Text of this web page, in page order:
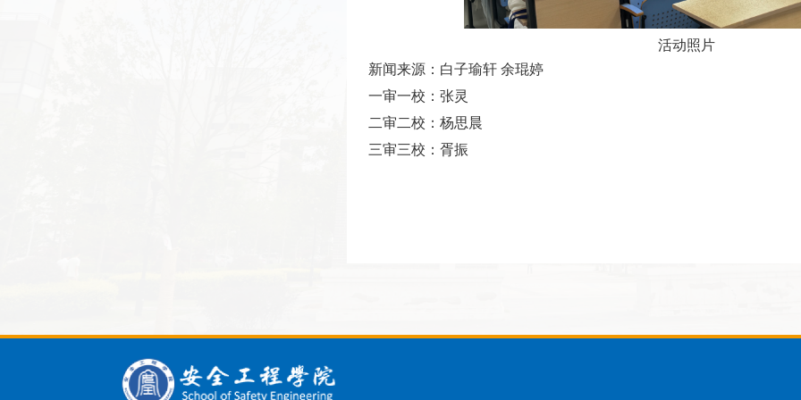
活动照片
新闻来源：白子瑜轩 余琨婷
一审一校：张灵
二审二校：杨思晨
三审三校：胥振